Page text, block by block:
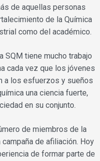
de aquellas personas
de la Química
como del académico.
SQM tiene mucho trabajo
cada vez que los jóvenes
a los esfuerzos y sueños
una ciencia fuerte,
en su conjunto.
de miembros de la
de afiliación. Hoy
de formar parte de